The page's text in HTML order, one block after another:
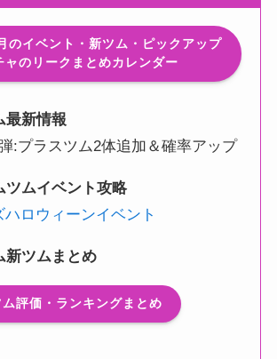
のイベント・新ツム・ピックアップ
ャのリークまとめカレンダー
最新情報
:プラスツム2体追加＆確率アップ
ツムイベント攻略
ハロウィーンイベント
新ツムまとめ
評価・ランキングまとめ